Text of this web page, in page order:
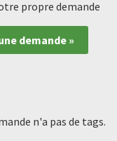
propre demande
demande »
n'a pas de tags.